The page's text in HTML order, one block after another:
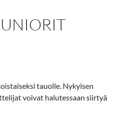
tauolle. Nykyisen
voivat halutessaan siirtyä